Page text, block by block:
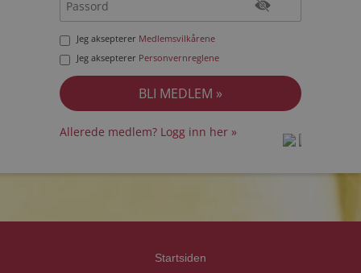
Jeg aksepterer Medlemsvilkårene
Jeg aksepterer Personvernreglene
Allerede medlem? Logg inn her »
Startsiden